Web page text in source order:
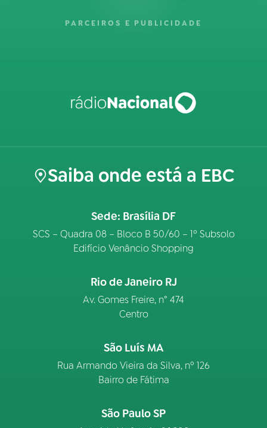
PARCEIROS E PUBLICIDADE
Saiba onde está a EBC
Sede: Brasília DF
SCS – Quadra 08 – Bloco B 50/60 – 1º Subsolo
Edifício Venâncio Shopping
Rio de Janeiro RJ
Av. Gomes Freire, n° 474
Centro
São Luís MA
Rua Armando Vieira da Silva, nº 126
Bairro de Fátima
São Paulo SP